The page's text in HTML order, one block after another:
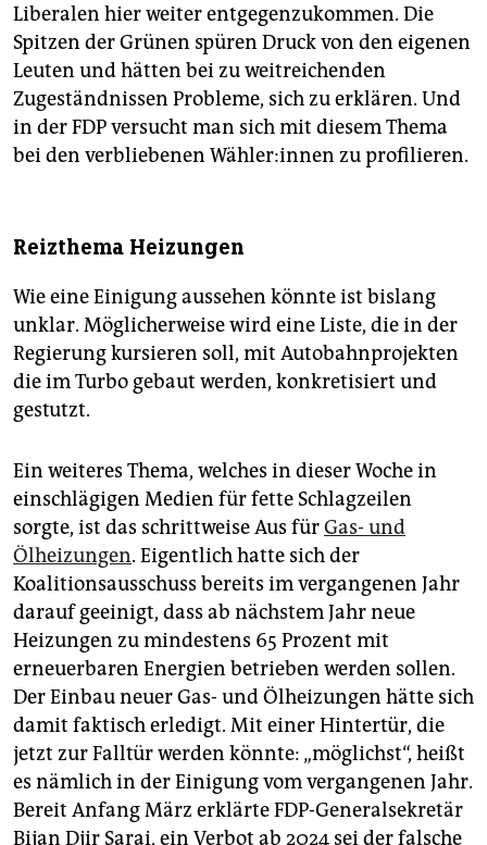
Liberalen hier weiter entgegenzukommen. Die
Spitzen der Grünen spüren Druck von den eigenen
Leuten und hätten bei zu weitreichenden
Zugeständnissen Probleme, sich zu erklären. Und
in der FDP versucht man sich mit diesem Thema
bei den verbliebenen Wäh­le­r:in­nen zu profilieren.
Reizthema Heizungen
Wie eine Einigung aussehen könnte ist bislang
unklar. Möglicherweise wird eine Liste, die in der
Regierung kursieren soll, mit Autobahnprojekten
die im Turbo gebaut werden, konkretisiert und
gestutzt.
Ein weiteres Thema, welches in dieser Woche in
einschlägigen Medien für fette Schlagzeilen
sorgte, ist das schrittweise Aus fürGas- und
Ölheizungen. Eigentlich hatte sich der
Koalitionsausschuss bereits im vergangenen Jahr
darauf geeinigt, dass ab nächstem Jahr neue
Heizungen zu mindestens 65 Prozent mit
erneuerbaren Energien betrieben werden sollen.
Der Einbau neuer Gas- und Ölheizungen hätte sich
damit faktisch erledigt. Mit einer Hintertür, die
jetzt zur Falltür werden könnte: „möglichst“, heißt
es nämlich in der Einigung vom vergangenen Jahr.
Bereit Anfang März erklärte FDP-Generalsekretär
Bijan Djir Sarai, ein Verbot ab 2024 sei der falsche